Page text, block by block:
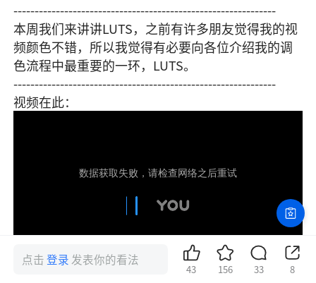
--------------------------------------------------------------
本周我们来讲讲LUTS，之前有许多朋友觉得我的视
频颜色不错，所以我觉得有必要向各位介绍我的调
色流程中最重要的一环，LUTS。
--------------------------------------------------------------
视频在此：
点击登录 发表你的看法
43 156 33 8